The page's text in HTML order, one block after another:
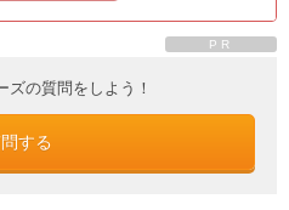
PR
ズの質問をしよう！
する